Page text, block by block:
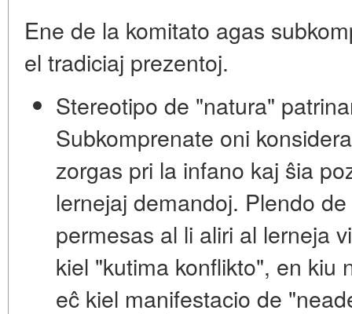
Ene de la komitato agas
el tradiciaj prezentoj.
Stereotipo de "natura"
Subkomprenate oni
zorgas pri la infano kaj ŝia
lernejaj demandoj. Plendo
permesas al li aliri al lerneja
kiel "kutima konflikto", en kiu
eĉ kiel manifestacio de